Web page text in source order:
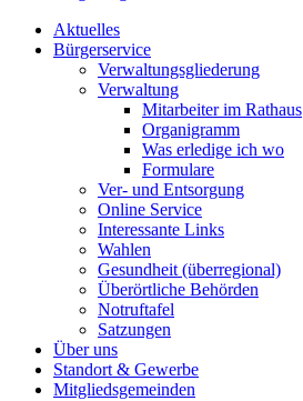
Aktuelles
Bürgerservice
Verwaltungsgliederung
Verwaltung
Mitarbeiter im Rathaus
Organigramm
Was erledige ich wo
Formulare
Ver- und Entsorgung
Online Service
Interessante Links
Wahlen
Gesundheit (überregional)
Überörtliche Behörden
Notruftafel
Satzungen
Über uns
Standort & Gewerbe
Mitgliedsgemeinden